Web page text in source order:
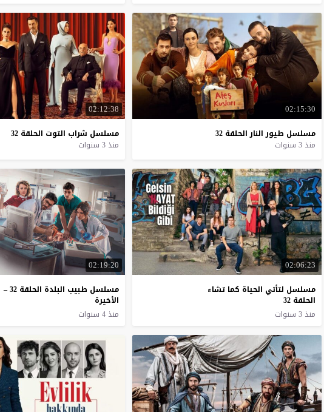
02:15:30
مسلسل طيور النار الحلقة 32
منذ 3 سنوات
02:12:38
مسلسل شراب التوت الحلقة 32
منذ 3 سنوات
02:06:23
مسلسل لتأتي الحياة كما تشاء
الحلقة 32
منذ 3 سنوات
02:19:20
مسلسل طبيب البلدة الحلقة 32 –
الأخيرة
منذ 4 سنوات